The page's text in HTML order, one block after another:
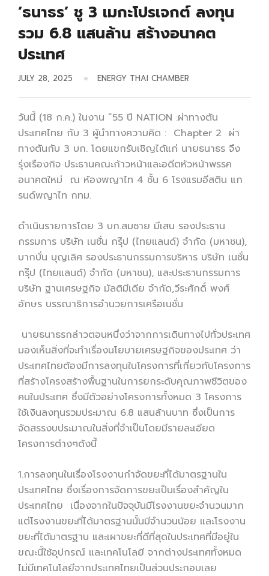
‘ธนาธร’ ชู 3 เมกะโปรเจกต์ ลงทุน
รวม 6.8 แสนล้าน สร้างอนาคต
ประเทศ
JULY 28, 2025 ENERGY THAI CHAMBER
วันนี้ (18 ก.ค.) ในงาน “55 ปี NATION :ผ่าทางตัน
ประเทศไทย กับ 3 ผู้นำทางความคิด : Chapter 2 ผ่า
ทางตันกับ 3 บก. โดยแขกรับเชิญได้แก่ นายธนาธร จึง
รุ่งเรืองกิจ ประธานคณะก้าวหน้าและอดีตหัวหน้าพรรค
อนาคตใหม่ ณ ห้องพญาไท 4 ชั้น 6 โรงแรมอีสติน แก
รนด์พญาไท กทม.
ดำเนินรายการโดย 3 บก.สมชาย มีเสน รองประธาน
กรรมการ บริษัท เนชั่น กรุ๊ป (ไทยแลนด์) จำกัด (มหาชน),
บากบั่น บุญเลิศ รองประธานกรรมการบริหาร บริษัท เนชั่น
กรุ๊ป (ไทยแลนด์) จำกัด (มหาชน), และประธานกรรมการ
บริษัท ฐานเศรษฐกิจ มัลติมีเดีย จำกัด,วีระศักดิ์ พงศ์
อักษร บรรณาธิการอำนวยการเครือเนชั่น
นายธนาธรกล่าวตอนหนึ่งว่าจากการเดินทางไปทั่วประเทศ
มองเห็นสิ่งที่จะทำเรื่องนโยบายเศรษฐกิจของประเทศ ว่า
ประเทศไทยต้องมีการลงทุนในโครงการที่เกี่ยวกับโครงการ
ที่สร้างโครงสร้างพื้นฐานในการยกระดับคุณภาพชีวิตของ
คนในประเทศ ซึ่งมีตัวอย่างโครงการทั้งหมด 3 โครงการ
ใช้เงินลงทุนรวมประมาณ 6.8 แสนล้านบาท ซึ่งเป็นการ
จัดสรรงบประมาณในสิ่งที่จำเป็นโดยมีรายละเอียด
โครงการต่างๆดังนี้
1.การลงทุนในเรื่องโรงงานกำจัดขยะที่ได้มาตรฐานใน
ประเทศไทย ซึ่งเรื่องการจัดการขยะเป็นเรื่องสำคัญใน
ประเทศไทย เนื่องจากในปัจจุบันมีโรงงานขยะจำนวนมาก
แต่โรงงานขยะที่ได้มาตรฐานนั้นมีจำนวนน้อย และโรงงาน
ขยะที่ได้มาตรฐาน และเผาขยะที่ดีที่สุดในประเทศที่มีอยู่ใน
ขณะนี้ใช้อุปกรณ์ และเทคโนโลยี จากต่างประเทศทั้งหมด
ไม่มีเทคโนโลยีจากประเทศไทยเป็นส่วนประกอบเลย